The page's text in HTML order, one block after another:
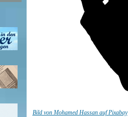
Bild von Mohamed Hassan auf Pixabay